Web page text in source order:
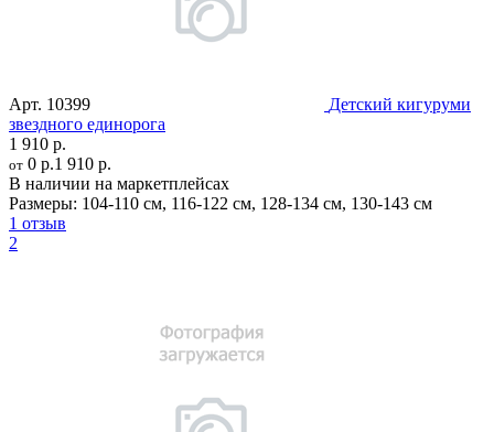
Арт. 10399
Детский кигуруми
звездного единорога
1 910 р.
от 0 р.1 910 р.
В наличии на маркетплейсах
Размеры: 104-110 см, 116-122 см, 128-134 см, 130-143 см
1 отзыв
2